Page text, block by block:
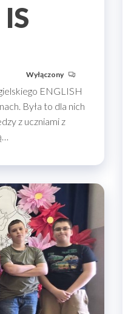
Wyłączony
ENGLISH
Była to dla nich
z uczniami z